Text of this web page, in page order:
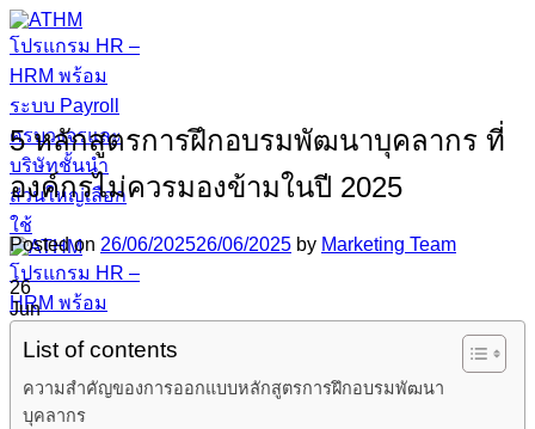
Skip
to
content
5 หลักสูตรการฝึกอบรมพัฒนาบุคลากร ที่
องค์กรไม่ควรมองข้ามในปี 2025
Posted on 26/06/202526/06/2025 by Marketing Team
26
Jun
List of contents
ความสำคัญของการออกแบบหลักสูตรการฝึกอบรมพัฒนา
บุคลากร